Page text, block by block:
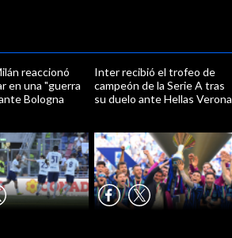
reaccionó
en una "guerra
Bologna
Inter recibió el trofeo de
campeón de la Serie A tras
su duelo ante Hellas Verona